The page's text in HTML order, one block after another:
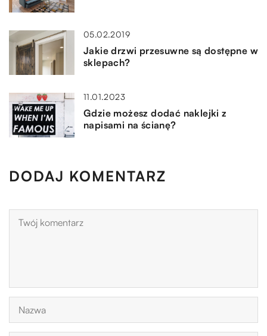
05.02.2019
Jakie drzwi przesuwne są dostępne w
sklepach?
11.01.2023
Gdzie możesz dodać naklejki z
napisami na ścianę?
DODAJ KOMENTARZ